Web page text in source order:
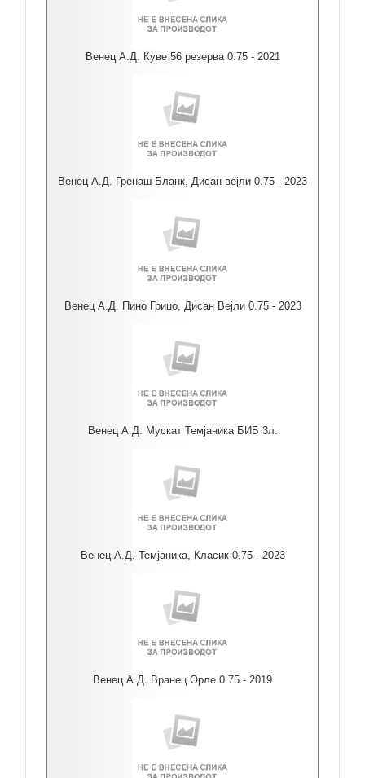
Венец А.Д. Куве 56 резерва 0.75 - 2021
Венец А.Д. Гренаш Бланк, Дисан вејли 0.75 - 2023
Венец А.Д. Пино Гриџо, Дисан Вејли 0.75 - 2023
Венец А.Д. Мускат Темјаника БИБ 3л.
Венец А.Д. Темјаника, Класик 0.75 - 2023
Венец А.Д. Вранец Орле 0.75 - 2019